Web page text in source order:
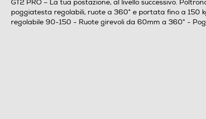
GT2 PRO – La tua postazione, al livello successivo.
poggiatesta regolabili, ruote a 360° e portata fino a 150
regolabile 90-150 - Ruote girevoli da 60mm a 360° -